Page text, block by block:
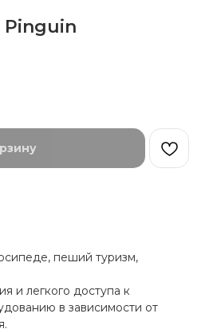
Pinguin
пеший туризм,
и легкого доступа к
в зависимости от